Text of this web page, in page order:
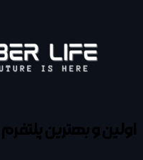
اولین و بهترین پلتفرم